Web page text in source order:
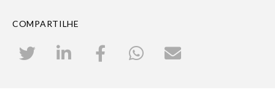
COMPARTILHE